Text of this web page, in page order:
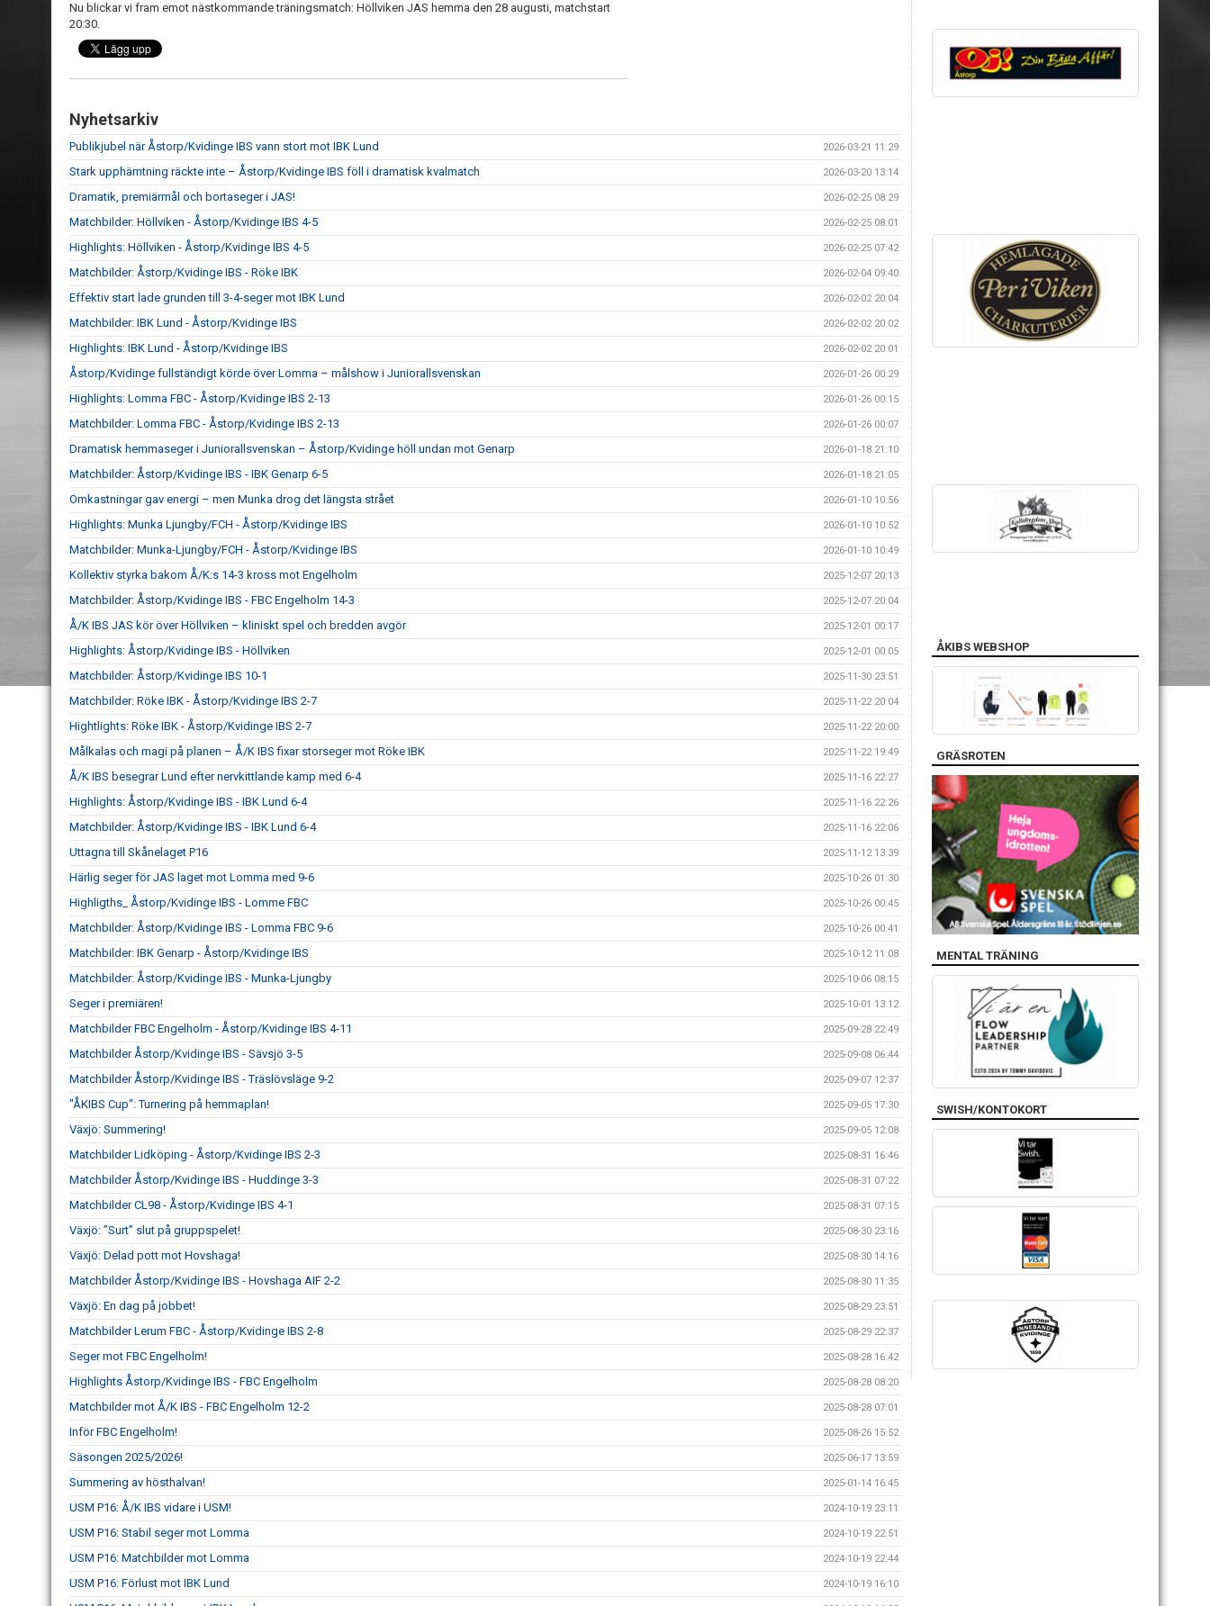
Nu blickar vi fram emot nästkommande träningsmatch: Höllviken JAS hemma den 28 augusti, matchstart
20:30.
Nyhetsarkiv
Publikjubel när Åstorp/Kvidinge IBS vann stort mot IBK Lund 2026-03-21 11:29
Stark upphämtning räckte inte – Åstorp/Kvidinge IBS föll i dramatisk kvalmatch 2026-03-20 13:14
Dramatik, premiärmål och bortaseger i JAS! 2026-02-25 08:29
Matchbilder: Höllviken - Åstorp/Kvidinge IBS 4-5 2026-02-25 08:01
Highlights: Höllviken - Åstorp/Kvidinge IBS 4-5 2026-02-25 07:42
Matchbilder: Åstorp/Kvidinge IBS - Röke IBK 2026-02-04 09:40
Effektiv start lade grunden till 3-4-seger mot IBK Lund 2026-02-02 20:04
Matchbilder: IBK Lund - Åstorp/Kvidinge IBS 2026-02-02 20:02
Highlights: IBK Lund - Åstorp/Kvidinge IBS 2026-02-02 20:01
Åstorp/Kvidinge fullständigt körde över Lomma – målshow i Juniorallsvenskan 2026-01-26 00:29
Highlights: Lomma FBC - Åstorp/Kvidinge IBS 2-13 2026-01-26 00:15
Matchbilder: Lomma FBC - Åstorp/Kvidinge IBS 2-13 2026-01-26 00:07
Dramatisk hemmaseger i Juniorallsvenskan – Åstorp/Kvidinge höll undan mot Genarp 2026-01-18 21:10
Matchbilder: Åstorp/Kvidinge IBS - IBK Genarp 6-5 2026-01-18 21:05
Omkastningar gav energi – men Munka drog det längsta strået 2026-01-10 10:56
Highlights: Munka Ljungby/FCH - Åstorp/Kvidinge IBS 2026-01-10 10:52
Matchbilder: Munka-Ljungby/FCH - Åstorp/Kvidinge IBS 2026-01-10 10:49
Kollektiv styrka bakom Å/K:s 14-3 kross mot Engelholm 2025-12-07 20:13
Matchbilder: Åstorp/Kvidinge IBS - FBC Engelholm 14-3 2025-12-07 20:04
Å/K IBS JAS kör över Höllviken – kliniskt spel och bredden avgör 2025-12-01 00:17
Highlights: Åstorp/Kvidinge IBS - Höllviken 2025-12-01 00:05
Matchbilder: Åstorp/Kvidinge IBS 10-1 2025-11-30 23:51
Matchbilder: Röke IBK - Åstorp/Kvidinge IBS 2-7 2025-11-22 20:04
Hightlights: Röke IBK - Åstorp/Kvidinge IBS 2-7 2025-11-22 20:00
Målkalas och magi på planen – Å/K IBS fixar storseger mot Röke IBK 2025-11-22 19:49
Å/K IBS besegrar Lund efter nervkittlande kamp med 6-4 2025-11-16 22:27
Highlights: Åstorp/Kvidinge IBS - IBK Lund 6-4 2025-11-16 22:26
Matchbilder: Åstorp/Kvidinge IBS - IBK Lund 6-4 2025-11-16 22:06
Uttagna till Skånelaget P16 2025-11-12 13:39
Härlig seger för JAS laget mot Lomma med 9-6 2025-10-26 01:30
Highligths_ Åstorp/Kvidinge IBS - Lomme FBC 2025-10-26 00:45
Matchbilder: Åstorp/Kvidinge IBS - Lomma FBC 9-6 2025-10-26 00:41
Matchbilder: IBK Genarp - Åstorp/Kvidinge IBS 2025-10-12 11:08
Matchbilder: Åstorp/Kvidinge IBS - Munka-Ljungby 2025-10-06 08:15
Seger i premiären! 2025-10-01 13:12
Matchbilder FBC Engelholm - Åstorp/Kvidinge IBS 4-11 2025-09-28 22:49
Matchbilder Åstorp/Kvidinge IBS - Sävsjö 3-5 2025-09-08 06:44
Matchbilder Åstorp/Kvidinge IBS - Träslövsläge 9-2 2025-09-07 12:37
"ÅKIBS Cup": Turnering på hemmaplan! 2025-09-05 17:30
Växjö: Summering! 2025-09-05 12:08
Matchbilder Lidköping - Åstorp/Kvidinge IBS 2-3 2025-08-31 16:46
Matchbilder Åstorp/Kvidinge IBS - Huddinge 3-3 2025-08-31 07:22
Matchbilder CL98 - Åstorp/Kvidinge IBS 4-1 2025-08-31 07:15
Växjö: ”Surt” slut på gruppspelet! 2025-08-30 23:16
Växjö: Delad pott mot Hovshaga! 2025-08-30 14:16
Matchbilder Åstorp/Kvidinge IBS - Hovshaga AIF 2-2 2025-08-30 11:35
Växjö: En dag på jobbet! 2025-08-29 23:51
Matchbilder Lerum FBC - Åstorp/Kvidinge IBS 2-8 2025-08-29 22:37
Seger mot FBC Engelholm! 2025-08-28 16:42
Highlights Åstorp/Kvidinge IBS - FBC Engelholm 2025-08-28 08:20
Matchbilder mot Å/K IBS - FBC Engelholm 12-2 2025-08-28 07:01
Inför FBC Engelholm! 2025-08-26 15:52
Säsongen 2025/2026! 2025-06-17 13:59
Summering av hösthalvan! 2025-01-14 16:45
USM P16: Å/K IBS vidare i USM! 2024-10-19 23:11
USM P16: Stabil seger mot Lomma 2024-10-19 22:51
USM P16: Matchbilder mot Lomma 2024-10-19 22:44
USM P16: Förlust mot IBK Lund 2024-10-19 16:10
ÅKIBS WEBSHOP
GRÄSROTEN
MENTAL TRÄNING
SWISH/KONTOKORT